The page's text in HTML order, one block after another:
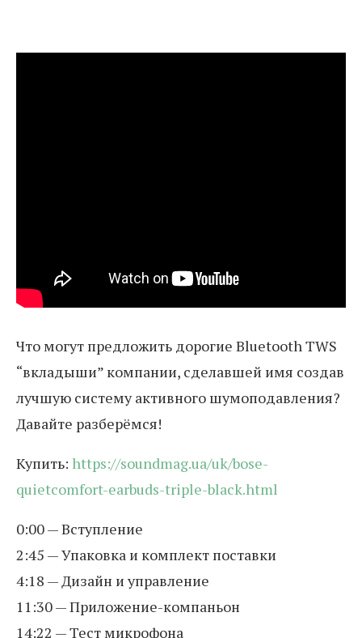
Что могут предложить дорогие Bluetooth TWS
“вкладыши” компании, сделавшей имя создав
лучшую систему активного шумоподавления?
Давайте разберёмся!
Купить: https://soundmag.ua/uk/bose-
quietcomfort-earbuds-triple-black.html
0:00 — Вступление
2:45 — Упаковка и комплект поставки
4:18 — Дизайн и управление
11:30 — Приложение-компаньон
14:22 — Тест микрофона